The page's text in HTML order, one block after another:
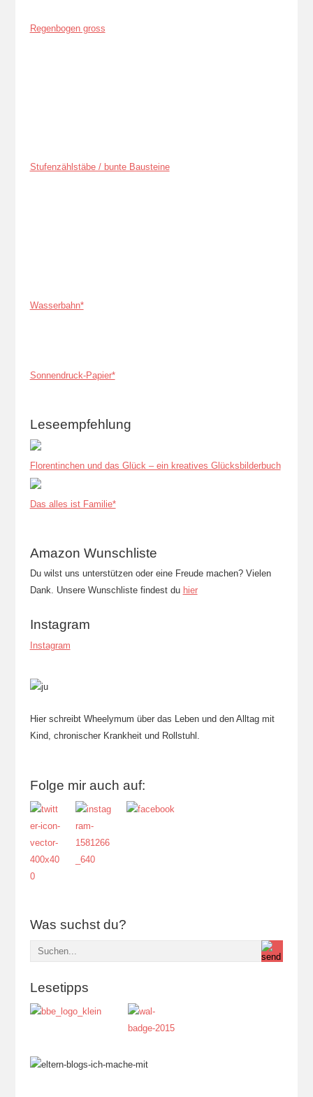
Regenbogen gross
Stufenzählstäbe / bunte Bausteine
Wasserbahn*
Sonnendruck-Papier*
Leseempfehlung
Florentinchen und das Glück – ein kreatives Glücksbilderbuch
Das alles ist Familie*
Amazon Wunschliste
Du wilst uns unterstützen oder eine Freude machen? Vielen
Dank. Unsere Wunschliste findest du hier
Instagram
Instagram
Hier schreibt Wheelymum über das Leben und den Alltag mit
Kind, chronischer Krankheit und Rollstuhl.
Folge mir auch auf:
Was suchst du?
Lesetipps